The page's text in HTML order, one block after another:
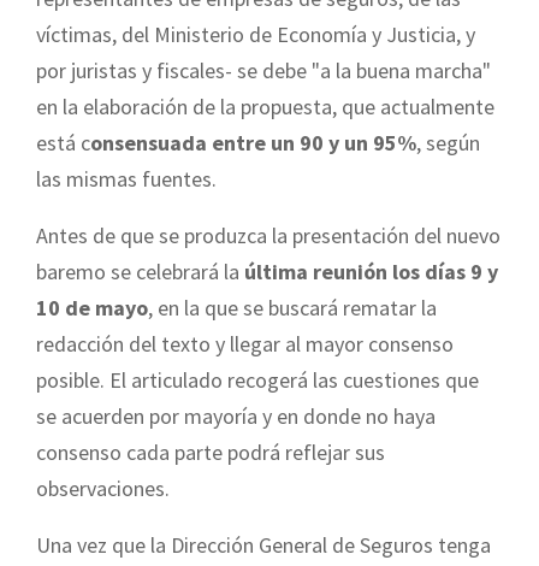
víctimas, del Ministerio de Economía y Justicia, y
por juristas y fiscales- se debe "a la buena marcha"
en la elaboración de la propuesta, que actualmente
está consensuada entre un 90 y un 95%, según
las mismas fuentes.
Antes de que se produzca la presentación del nuevo
baremo se celebrará la última reunión los días 9 y
10 de mayo, en la que se buscará rematar la
redacción del texto y llegar al mayor consenso
posible. El articulado recogerá las cuestiones que
se acuerden por mayoría y en donde no haya
consenso cada parte podrá reflejar sus
observaciones.
Una vez que la Dirección General de Seguros tenga